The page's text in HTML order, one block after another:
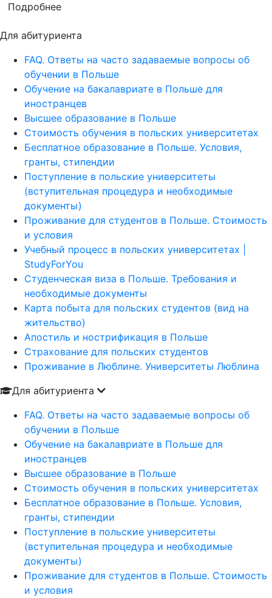
Подробнее
Для абитуриента
FAQ. Ответы на часто задаваемые вопросы об
обучении в Польше
Обучение на бакалавриате в Польше для
иностранцев
Высшее образование в Польше
Стоимость обучения в польских университетах
Бесплатное образование в Польше. Условия,
гранты, стипендии
Поступление в польские университеты
(вступительная процедура и необходимые
документы)
Проживание для студентов в Польше. Стоимость
и условия
Учебный процесс в польских университетах |
StudyForYou
Студенческая виза в Польше. Требования и
необходимые документы
Карта побыта для польских студентов (вид на
жительство)
Апостиль и нострификация в Польше
Страхование для польских студентов
Проживание в Люблине. Университеты Люблина
Для абитуриента
FAQ. Ответы на часто задаваемые вопросы об
обучении в Польше
Обучение на бакалавриате в Польше для
иностранцев
Высшее образование в Польше
Стоимость обучения в польских университетах
Бесплатное образование в Польше. Условия,
гранты, стипендии
Поступление в польские университеты
(вступительная процедура и необходимые
документы)
Проживание для студентов в Польше. Стоимость
и условия